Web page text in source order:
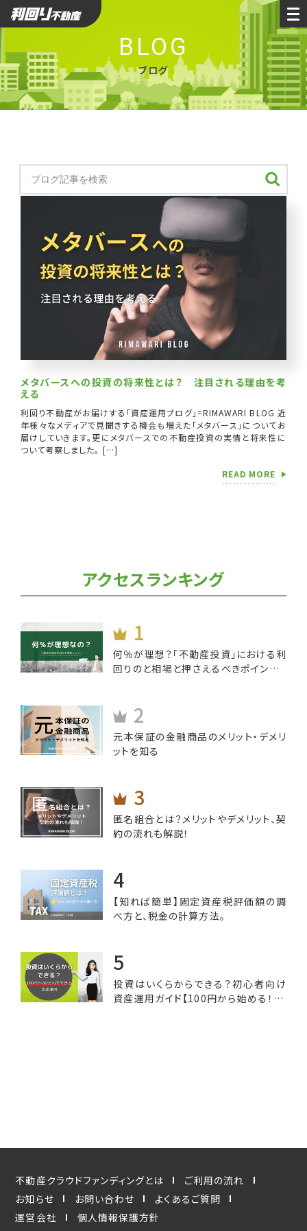
利回り不動産
BLOG
ブログ
メタバースへの投資の将来性とは？ 注目される理由を考
える
利回り不動産がお届けする「資産運用ブログ」=RIMAWARI BLOG 近
年様々なメディアで見聞きする機会も増えた「メタバース」についてお
届けしていきます。更にメタバースでの不動産投資の実情と将来性に
ついて考察しました。 […]
READ MORE
アクセスランキング
何％が理想？「不動産投資」における利
回りのと相場と押さえるべきポイントと
元本保証の金融商品のメリット・デメリ
ットを知る
匿名組合とは？メリットやデメリット、契
約の流れも解説！
【知れば簡単】固定資産税評価額の調
べ方と、税金の計算方法。
投資はいくらからできる？初心者向け
資産運用ガイド【100円から始める！50
不動産クラウドファンディングとは
ご利用の流れ
お知らせ
お問い合わせ
よくあるご質問
運営会社
個人情報保護方針